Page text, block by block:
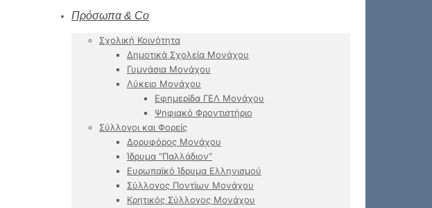
Πρόσωπα & Co
Σχολική Κοινότητα
Δημοτικά Σχολεία Μονάχου
Γυμνάσια Μονάχου
Λύκειο Μονάχου
Εφημερίδα ΓΕΛ Μονάχου
Ψηφιακό Φροντιστήριο
Σύλλογοι και Φορείς
Δορυφόρος Μονάχου
Ίδρυμα “Παλλάδιον”
Ευρωπαϊκό Ίδρυμα Ελληνισμού
Σύλλογος Ποντίων Μονάχου
Κρητικός Σύλλογος Μονάχου